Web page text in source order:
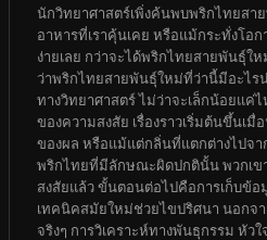
นักวิทยาศาสตร์เพิ่งค้นพบพริกไทยสา
อาหารที่เราคุ้นเคย หรือแม้กระทั่งโอ
ง่ายเลย กว่าจะได้พริกไทยสายพันธุ์ใ
ว่าพริกไทยสายพันธุ์ใหม่ที่ว่านี้มีอะไร
ทางวิทยาศาสตร์ ไม่ว่าจะเล็กน้อยแค่
ของความสงสัย เรื่องราวเริ่มต้นขึ้นเ
ของผล หรือแม้แต่กลิ่นที่แตกต่างไปจ
พริกไทยที่มีลักษณะผิดปกตินั้น พวกเขา
สงสัยแล้ว ขั้นตอนต่อไปคือการเก็บข้
เทคนิคสมัยใหม่ช่วยไขปริศนา นอกจ
จริงๆ การวิเคราะห์ทางพันธุกรรม หั